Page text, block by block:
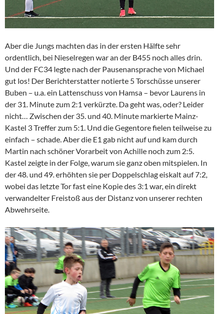
Aber die Jungs machten das in der ersten Hälfte sehr
ordentlich, bei Nieselregen war an der B455 noch alles drin.
Und der FC34 legte nach der Pausenansprache von Michael
gut los! Der Berichterstatter notierte 5 Torschüsse unserer
Buben – u.a. ein Lattenschuss von Hamsa – bevor Laurens in
der 31. Minute zum 2:1 verkürzte. Da geht was, oder? Leider
nicht… Zwischen der 35. und 40. Minute markierte Mainz-
Kastel 3 Treffer zum 5:1. Und die Gegentore fielen teilweise zu
einfach – schade. Aber die E1 gab nicht auf und kam durch
Martin nach schöner Vorarbeit von Achille noch zum 2:5.
Kastel zeigte in der Folge, warum sie ganz oben mitspielen. In
der 48. und 49. erhöhten sie per Doppelschlag eiskalt auf 7:2,
wobei das letzte Tor fast eine Kopie des 3:1 war, ein direkt
verwandelter Freistoß aus der Distanz von unserer rechten
Abwehrseite.